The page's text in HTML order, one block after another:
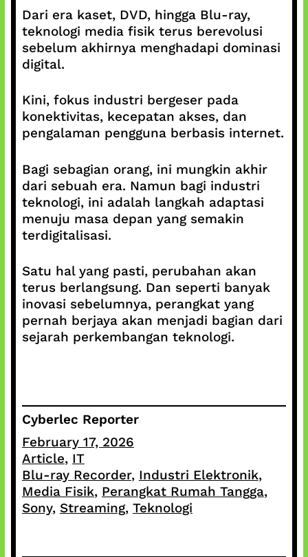
Dari era kaset, DVD, hingga Blu-ray,
teknologi media fisik terus berevolusi
sebelum akhirnya menghadapi dominasi
digital.
Kini, fokus industri bergeser pada
konektivitas, kecepatan akses, dan
pengalaman pengguna berbasis internet.
Bagi sebagian orang, ini mungkin akhir
dari sebuah era. Namun bagi industri
teknologi, ini adalah langkah adaptasi
menuju masa depan yang semakin
terdigitalisasi.
Satu hal yang pasti, perubahan akan
terus berlangsung. Dan seperti banyak
inovasi sebelumnya, perangkat yang
pernah berjaya akan menjadi bagian dari
sejarah perkembangan teknologi.
Cyberlec Reporter
February 17, 2026
Article, IT
Blu-ray Recorder, Industri Elektronik ,
Media Fisik, Perangkat Rumah Tangga ,
Sony, Streaming, Teknologi